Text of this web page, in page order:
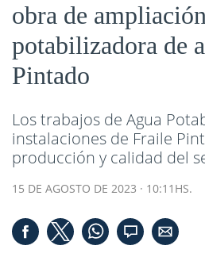
obra de
potabilizadora de
Pintado
Los trabajos de Agua
instalaciones de Fraile
producción y calidad del
15 DE AGOSTO DE 2023 · 10:11HS.